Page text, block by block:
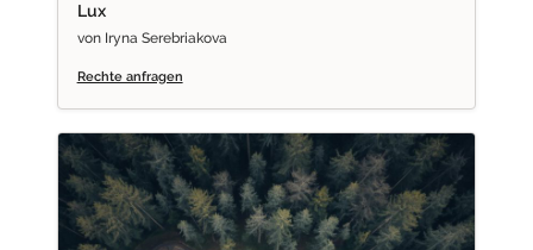
Lux
von Iryna Serebriakova
Rechte anfragen